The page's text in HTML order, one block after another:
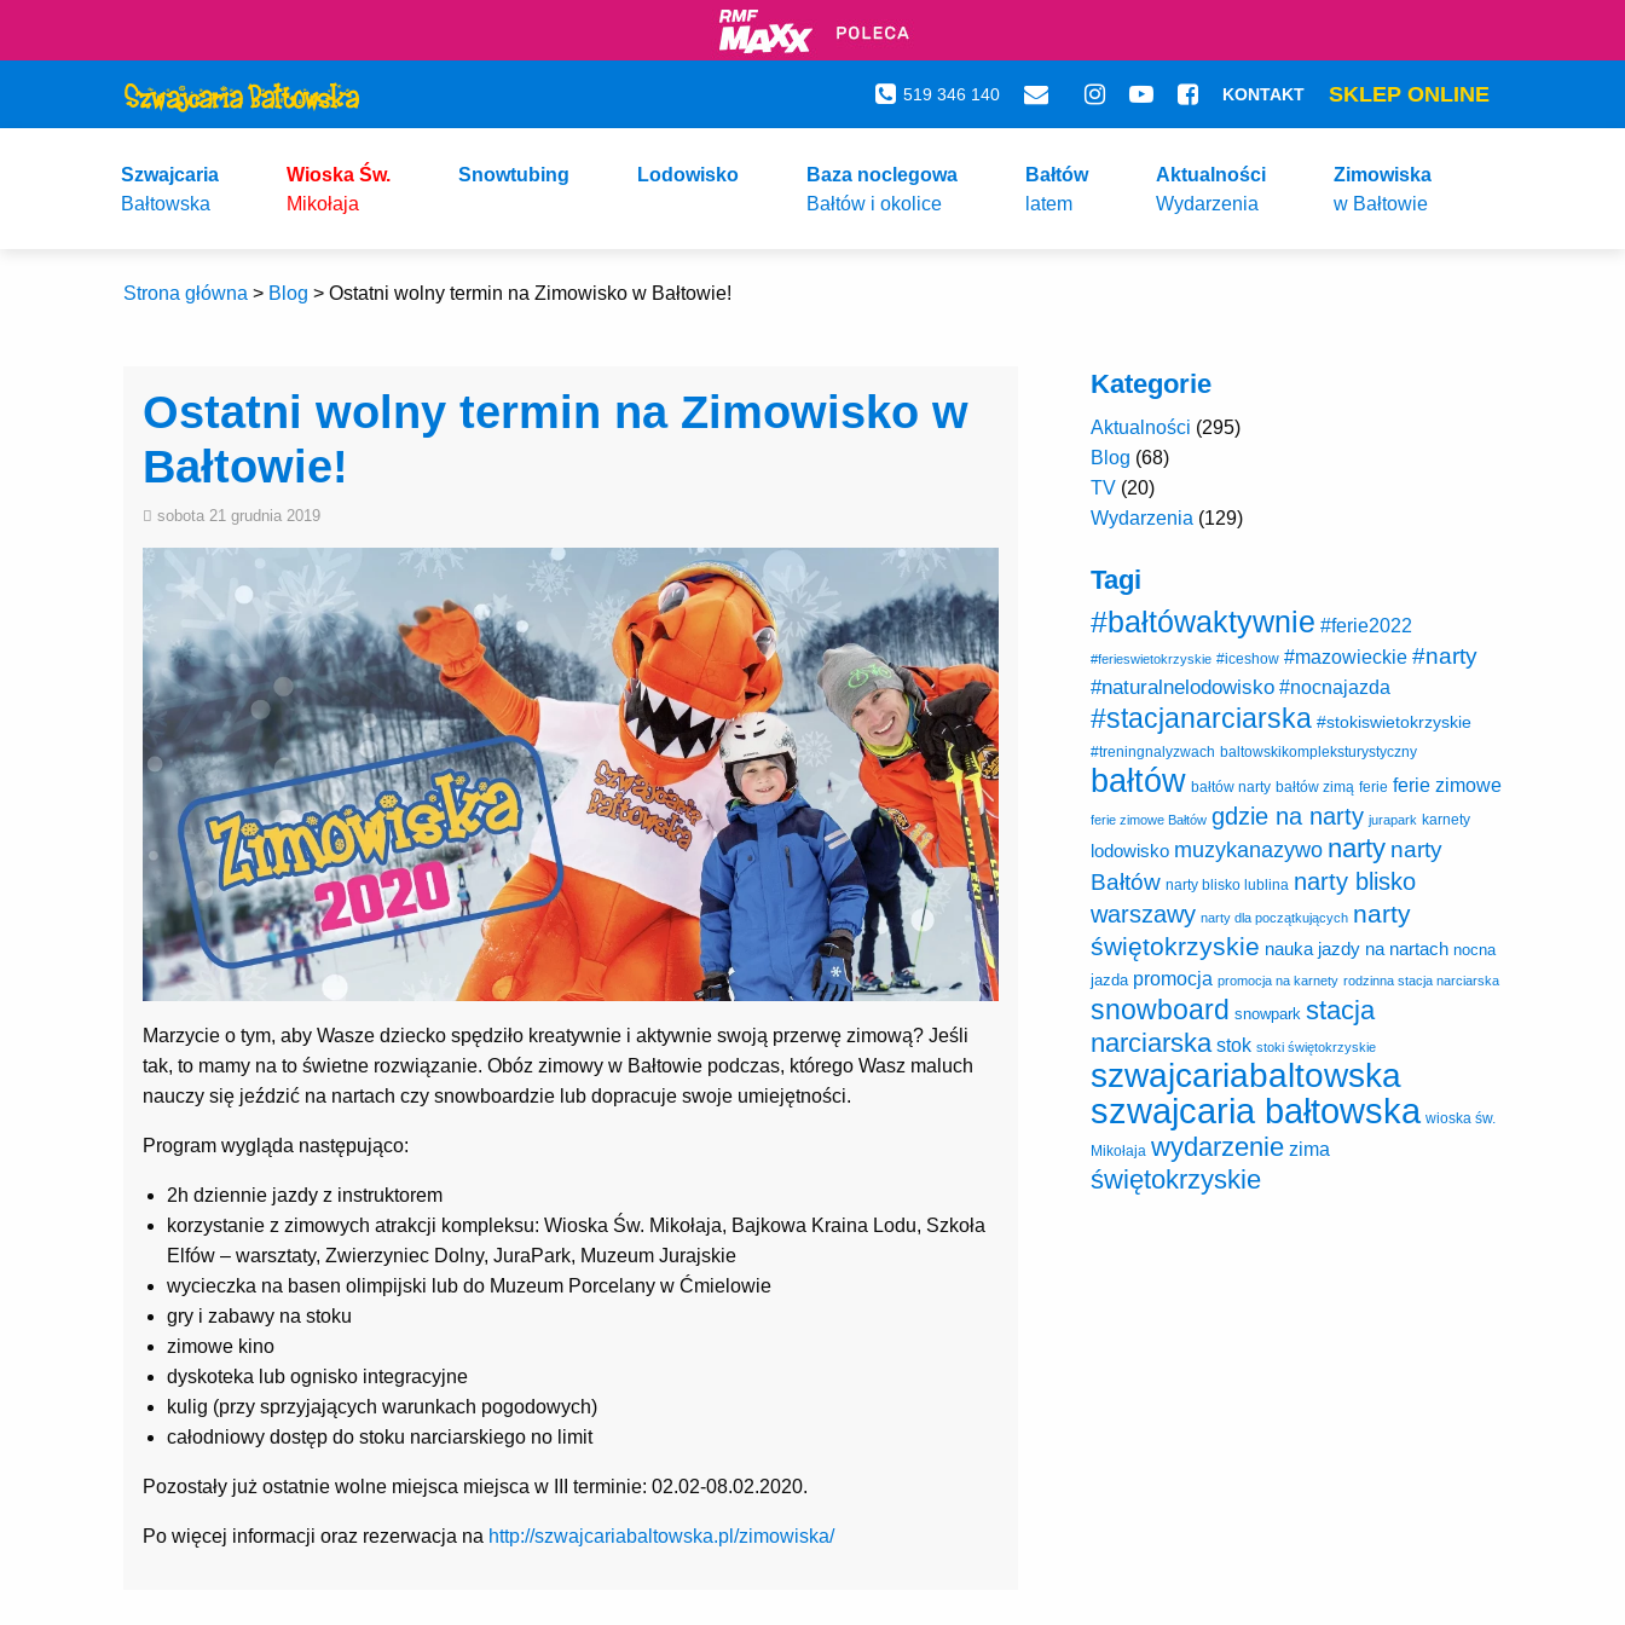
SKLEP ONLINE
KONTAKT
519 346 140
Szwajcaria
Bałtowska
Wioska Św.
Mikołaja
Snowtubing Lodowisko
Baza noclegowa
Bałtów i okolice
Bałtów
latem
Aktualności
Wydarzenia
Zimowiska
w Bałtowie
Strona główna > Blog > Ostatni wolny termin na Zimowisko w Bałtowie!
Ostatni wolny termin na Zimowisko w
Bałtowie!
sobota 21 grudnia 2019
Marzycie o tym, aby Wasze dziecko spędziło kreatywnie i aktywnie swoją przerwę zimową? Jeśli
tak, to mamy na to świetne rozwiązanie. Obóz zimowy w Bałtowie podczas, którego Wasz maluch
nauczy się jeździć na nartach czy snowboardzie lub dopracuje swoje umiejętności.
Program wygląda następująco:
2h dziennie jazdy z instruktorem
korzystanie z zimowych atrakcji kompleksu: Wioska Św. Mikołaja, Bajkowa Kraina Lodu, Szkoła
Elfów – warsztaty, Zwierzyniec Dolny, JuraPark, Muzeum Jurajskie
wycieczka na basen olimpijski lub do Muzeum Porcelany w Ćmielowie
gry i zabawy na stoku
zimowe kino
dyskoteka lub ognisko integracyjne
kulig (przy sprzyjających warunkach pogodowych)
całodniowy dostęp do stoku narciarskiego no limit
Pozostały już ostatnie wolne miejsca miejsca w III terminie: 02.02-08.02.2020.
Po więcej informacji oraz rezerwacja na http://szwajcariabaltowska.pl/zimowiska/
Kategorie
Aktualności (295)
Blog (68)
TV(20)
Wydarzenia (129)
Tagi
#bałtówaktywnie #ferie2022
#ferieswietokrzyskie #iceshow #mazowieckie #narty
#naturalnelodowisko #nocnajazda
#stacjanarciarska #stokiswietokrzyskie
#treningnalyzwach baltowskikompleksturystyczny
bałtów bałtów narty bałtów zimą ferie ferie zimowe
ferie zimowe Bałtów gdzie na narty jurapark karnety
lodowisko muzykanazywo narty narty
Bałtów narty blisko lublina narty blisko
warszawy narty dla początkujących narty
świętokrzyskie nauka jazdy na nartach nocna
jazda promocja promocja na karnety rodzinna stacja narciarska
snowboard snowpark stacja
narciarska stok stoki świętokrzyskie
szwajcariabaltowska
szwajcaria bałtowska wioska św.
Mikołaja wydarzenie zima
świętokrzyskie